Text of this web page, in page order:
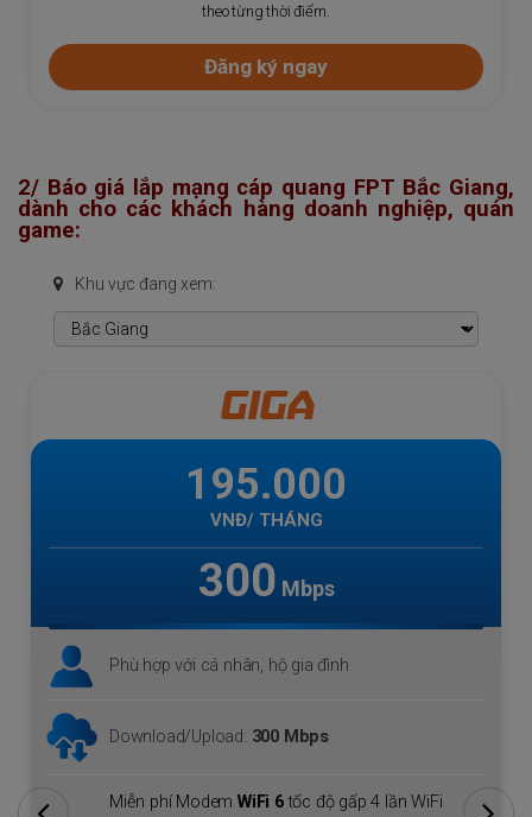
theo từng thời điểm.
Đăng ký ngay
2/ Báo giá lắp mạng cáp quang FPT Bắc Giang,
dành cho các khách hàng doanh nghiệp, quán
game:
Khu vực đang xem:
GIGA
195.000
VNĐ/ THÁNG
300 Mbps
Phù hợp với cá nhân, hộ gia đình
Download/Upload: 300 Mbps
Miễn phí Modem WiFi 6tốc độ gấp 4 lần WiFi